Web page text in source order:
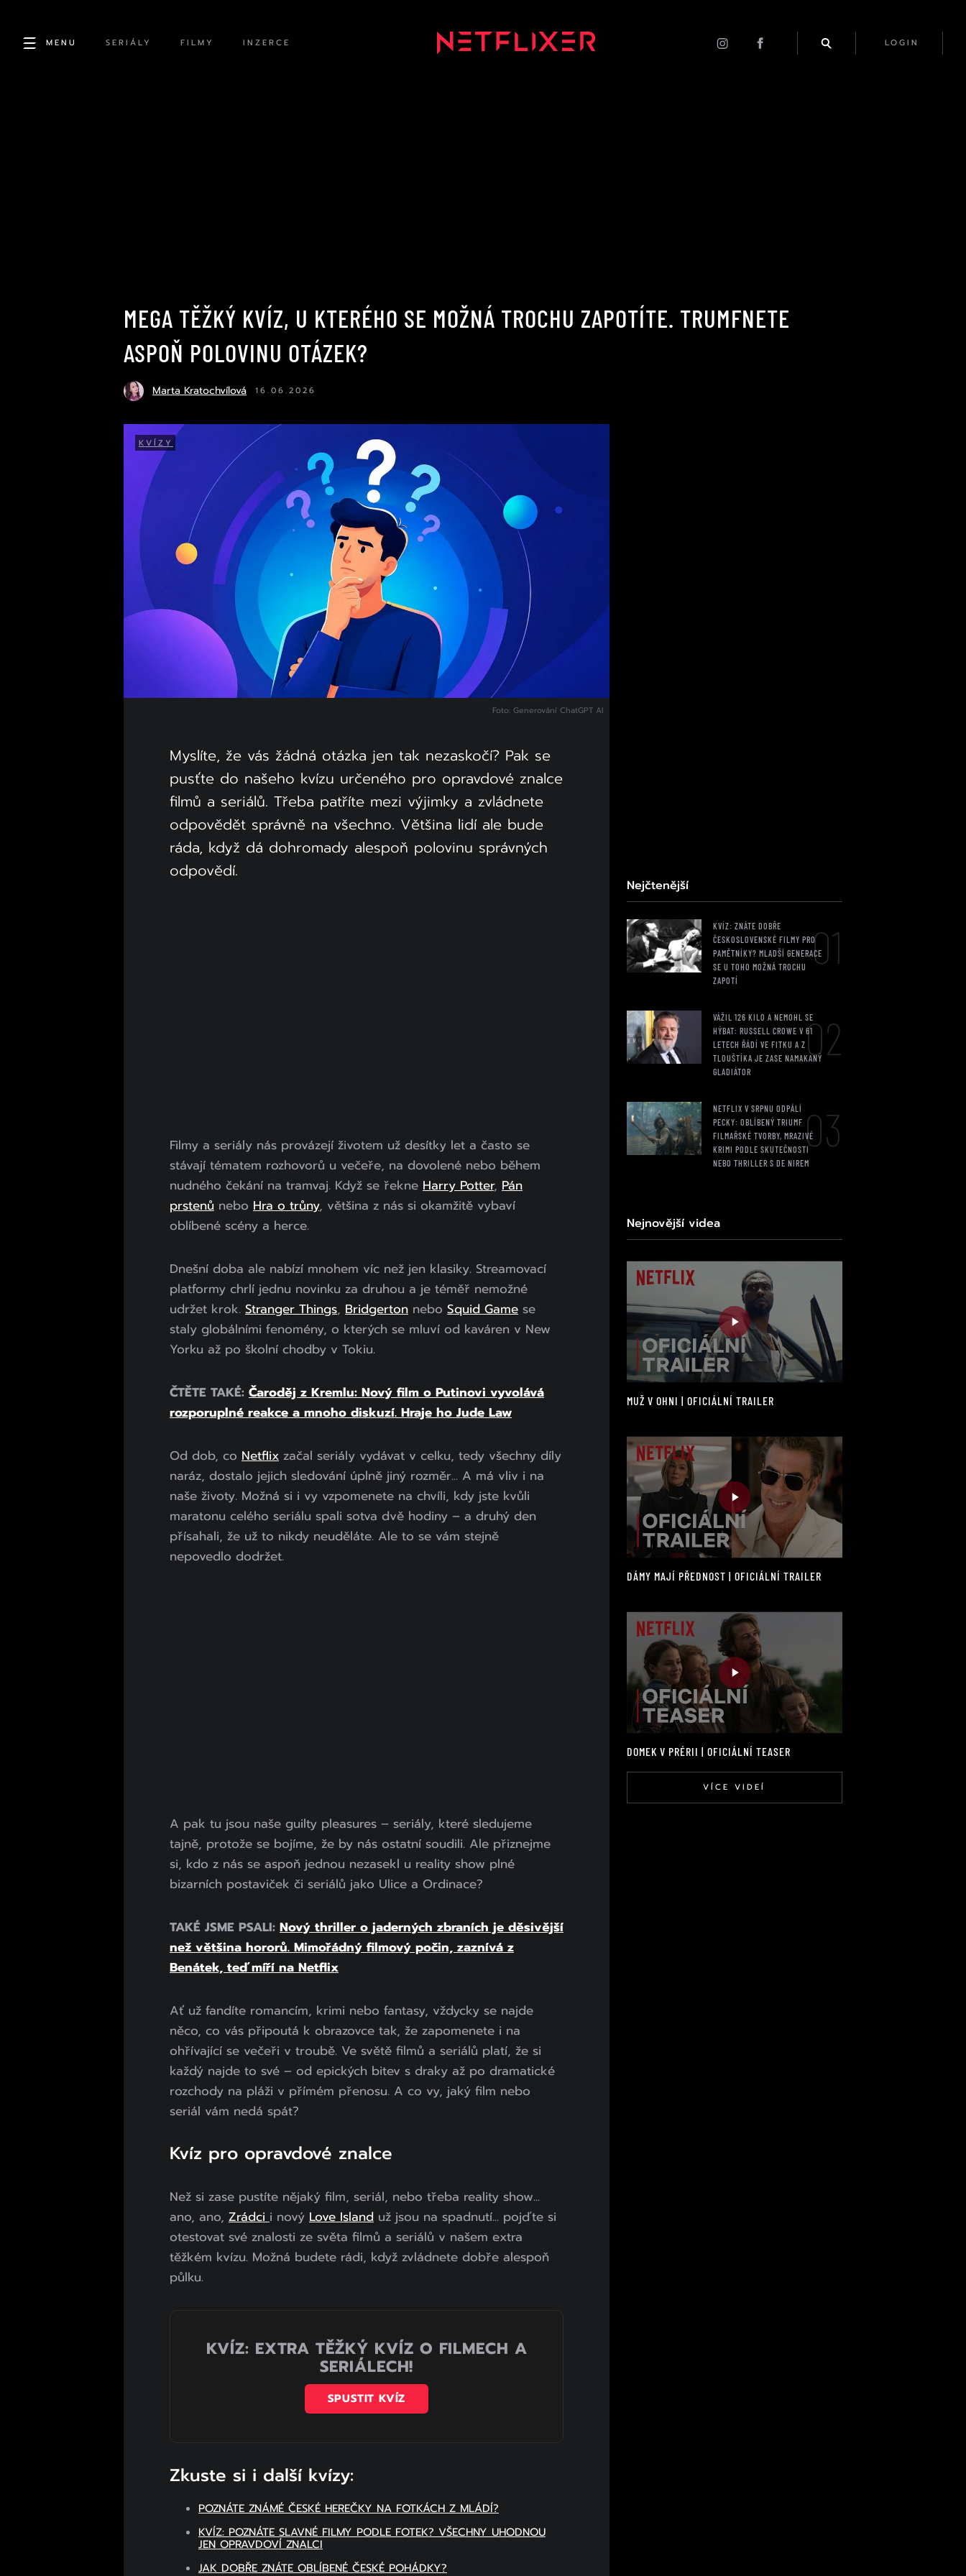
MENU SERIÁLY FILMY INZERCE LOGIN
MEGA TĚŽKÝ KVÍZ, U KTERÉHO SE MOŽNÁ TROCHU ZAPOTÍTE. TRUMFNETE
ASPOŇ POLOVINU OTÁZEK?
Marta Kratochvílová 16.06.2026
KVÍZY
Foto: Generování ChatGPT AI
Myslíte, že vás žádná otázka jen tak nezaskočí? Pak se
pusťte do našeho kvízu určeného pro opravdové znalce
filmů a seriálů. Třeba patříte mezi výjimky a zvládnete
odpovědět správně na všechno. Většina lidí ale bude
ráda, když dá dohromady alespoň polovinu správných
odpovědí.
Filmy a seriály nás provázejí životem už desítky let a často se
stávají tématem rozhovorů u večeře, na dovolené nebo během
nudného čekání na tramvaj. Když se řekne Harry Potter, Pán
prstenů nebo Hra o trůny, většina z nás si okamžitě vybaví
oblíbené scény a herce.
Dnešní doba ale nabízí mnohem víc než jen klasiky. Streamovací
platformy chrlí jednu novinku za druhou a je téměř nemožné
udržet krok. Stranger Things, Bridgerton nebo Squid Game se
staly globálními fenomény, o kterých se mluví od kaváren v New
Yorku až po školní chodby v Tokiu.
ČTĚTE TAKÉ: Čaroděj z Kremlu: Nový film o Putinovi vyvolává
rozporuplné reakce a mnoho diskuzí. Hraje ho Jude Law
Od dob, co Netflix začal seriály vydávat v celku, tedy všechny díly
naráz, dostalo jejich sledování úplně jiný rozměr... A má vliv i na
naše životy. Možná si i vy vzpomenete na chvíli, kdy jste kvůli
maratonu celého seriálu spali sotva dvě hodiny – a druhý den
přísahali, že už to nikdy neuděláte. Ale to se vám stejně
nepovedlo dodržet.
A pak tu jsou naše guilty pleasures – seriály, které sledujeme
tajně, protože se bojíme, že by nás ostatní soudili. Ale přiznejme
si, kdo z nás se aspoň jednou nezasekl u reality show plné
bizarních postaviček či seriálů jako Ulice a Ordinace?
TAKÉ JSME PSALI: Nový thriller o jaderných zbraních je děsivější
než většina hororů. Mimořádný filmový počin, zaznívá z
Benátek, teď míří na Netflix
Ať už fandíte romancím, krimi nebo fantasy, vždycky se najde
něco, co vás připoutá k obrazovce tak, že zapomenete i na
ohřívající se večeři v troubě. Ve světě filmů a seriálů platí, že si
každý najde to své – od epických bitev s draky až po dramatické
rozchody na pláži v přímém přenosu. A co vy, jaký film nebo
seriál vám nedá spát?
Kvíz pro opravdové znalce
Než si zase pustíte nějaký film, seriál, nebo třeba reality show...
ano, ano, Zrádci i nový Love Island už jsou na spadnutí... pojďte si
otestovat své znalosti ze světa filmů a seriálů v našem extra
těžkém kvízu. Možná budete rádi, když zvládnete dobře alespoň
půlku.
KVÍZ: EXTRA TĚŽKÝ KVÍZ O FILMECH A
SERIÁLECH!
SPUSTIT KVÍZ
Zkuste si i další kvízy:
POZNÁTE ZNÁMÉ ČESKÉ HEREČKY NA FOTKÁCH Z MLÁDÍ?
KVÍZ: POZNÁTE SLAVNÉ FILMY PODLE FOTEK? VŠECHNY UHODNOU
JEN OPRAVDOVÍ ZNALCI
JAK DOBŘE ZNÁTE OBLÍBENÉ ČESKÉ POHÁDKY?
Nejčtenější
KVÍZ: ZNÁTE DOBŘE
ČESKOSLOVENSKÉ FILMY PRO
PAMĚTNÍKY? MLADŠÍ GENERACE
SE U TOHO MOŽNÁ TROCHU
ZAPOTÍ
01
VÁŽIL 126 KILO A NEMOHL SE
HÝBAT: RUSSELL CROWE V 61
LETECH ŘÁDÍ VE FITKU A Z
TLOUŠTÍKA JE ZASE NAMAKANÝ
GLADIÁTOR
02
NETFLIX V SRPNU ODPÁLÍ
PECKY: OBLÍBENÝ TRIUMF
FILMAŘSKÉ TVORBY, MRAZIVÉ
KRIMI PODLE SKUTEČNOSTI
NEBO THRILLER S DE NIREM
03
Nejnovější videa
MUŽ V OHNI | OFICIÁLNÍ TRAILER
DÁMY MAJÍ PŘEDNOST | OFICIÁLNÍ TRAILER
DOMEK V PRÉRII | OFICIÁLNÍ TEASER
VÍCE VIDEÍ